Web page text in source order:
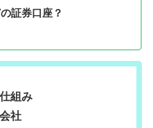
証券口座？
組み
社